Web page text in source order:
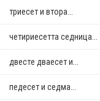
триесет и втора...
четириесетта седница...
двестe дваесет и...
педесет и седма...